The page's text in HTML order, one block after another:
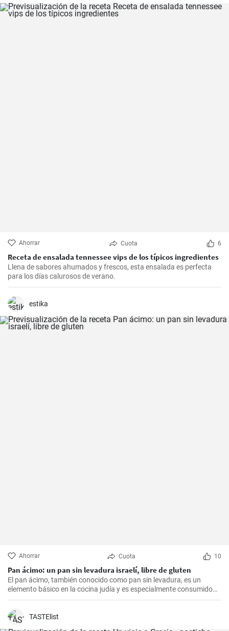
Ahorrar Cuota 6
Receta de ensalada tennessee vips de los típicos ingredientes
Llena de sabores ahumados y frescos, esta ensalada es perfecta
para los días calurosos de verano.
estika
Ahorrar Cuota 10
Pan ácimo: un pan sin levadura israelí, libre de gluten
El pan ácimo, también conocido como pan sin levadura, es un
elemento básico en la cocina judía y es especialmente consumido
durante Pesaj. En esta receta, te mostraré cómo hacer tu propio
TASTElist